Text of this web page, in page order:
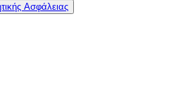
Ασφάλειας